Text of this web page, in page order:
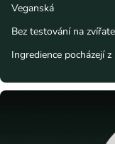
Veganská
Bez testování na
Ingredience pocházejí